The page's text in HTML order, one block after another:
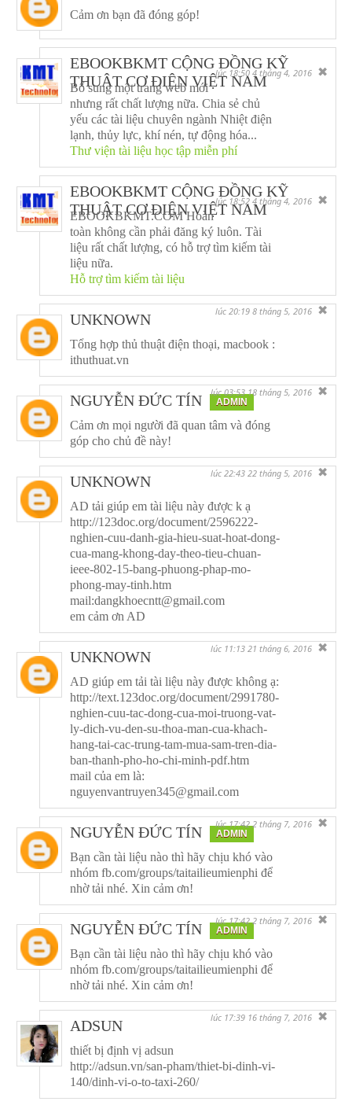
Cảm ơn bạn đã đóng góp!
EBOOKBKMT CỘNG ĐỒNG KỸ
THUẬT CƠ ĐIỆN VIỆT NAM
lúc 18:50 4 tháng 4, 2016 ✖
Bổ sung một trang web mới
nhưng rất chất lượng nữa. Chia sẻ chủ
yếu các tài liệu chuyên ngành Nhiệt điện
lạnh, thủy lực, khí nén, tự động hóa...
Thư viện tài liệu học tập miễn phí
EBOOKBKMT CỘNG ĐỒNG KỸ
THUẬT CƠ ĐIỆN VIỆT NAM
lúc 18:52 4 tháng 4, 2016 ✖
EBOOKBKMT.COM Hoàn
toàn không cần phải đăng ký luôn. Tài
liệu rất chất lượng, có hỗ trợ tìm kiếm tài
liệu nữa.
Hỗ trợ tìm kiếm tài liệu
UNKNOWN lúc 20:19 8 tháng 5, 2016 ✖
Tổng hợp thủ thuật điện thoại, macbook :
ithuthuat.vn
NGUYỄN ĐỨC TÍN ADMIN
lúc 03:53 18 tháng 5, 2016 ✖
Cảm ơn mọi người đã quan tâm và đóng
góp cho chủ đề này!
UNKNOWN lúc 22:43 22 tháng 5, 2016 ✖
AD tải giúp em tài liệu này được k ạ
http://123doc.org/document/2596222-
nghien-cuu-danh-gia-hieu-suat-hoat-dong-
cua-mang-khong-day-theo-tieu-chuan-
ieee-802-15-bang-phuong-phap-mo-
phong-may-tinh.htm
mail:dangkhoecntt@gmail.com
em cảm ơn AD
UNKNOWN lúc 11:13 21 tháng 6, 2016 ✖
AD giúp em tải tài liệu này được không ạ:
http://text.123doc.org/document/2991780-
nghien-cuu-tac-dong-cua-moi-truong-vat-
ly-dich-vu-den-su-thoa-man-cua-khach-
hang-tai-cac-trung-tam-mua-sam-tren-dia-
ban-thanh-pho-ho-chi-minh-pdf.htm
mail của em là:
nguyenvantruyen345@gmail.com
NGUYỄN ĐỨC TÍN ADMIN
lúc 17:42 2 tháng 7, 2016 ✖
Bạn cần tài liệu nào thì hãy chịu khó vào
nhóm fb.com/groups/taitailieumienphi để
nhờ tải nhé. Xin cảm ơn!
NGUYỄN ĐỨC TÍN ADMIN
lúc 17:42 2 tháng 7, 2016 ✖
Bạn cần tài liệu nào thì hãy chịu khó vào
nhóm fb.com/groups/taitailieumienphi để
nhờ tải nhé. Xin cảm ơn!
ADSUN lúc 17:39 16 tháng 7, 2016 ✖
thiết bị định vị adsun
http://adsun.vn/san-pham/thiet-bi-dinh-vi-
140/dinh-vi-o-to-taxi-260/